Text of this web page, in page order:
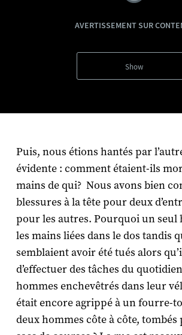
AVERTISSEMENT SUR
Show
Puis, nous étions hantés par
évidente : comment étaient-ils
mains de qui? Nous avons bien
blessures à la tête pour deux
pour les autres. Pourquoi un seul
les mains liées dans le dos tandis
semblaient avoir été tués alors
d’effectuer des tâches du
hommes enchevêtrés dans leur
était encore agrippé à un fourre-
deux hommes côte à côte, tombés